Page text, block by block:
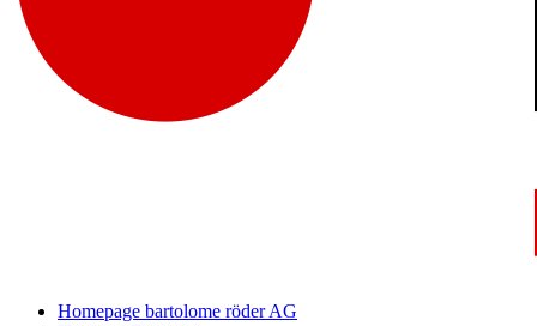
Homepage bartolome röder AG